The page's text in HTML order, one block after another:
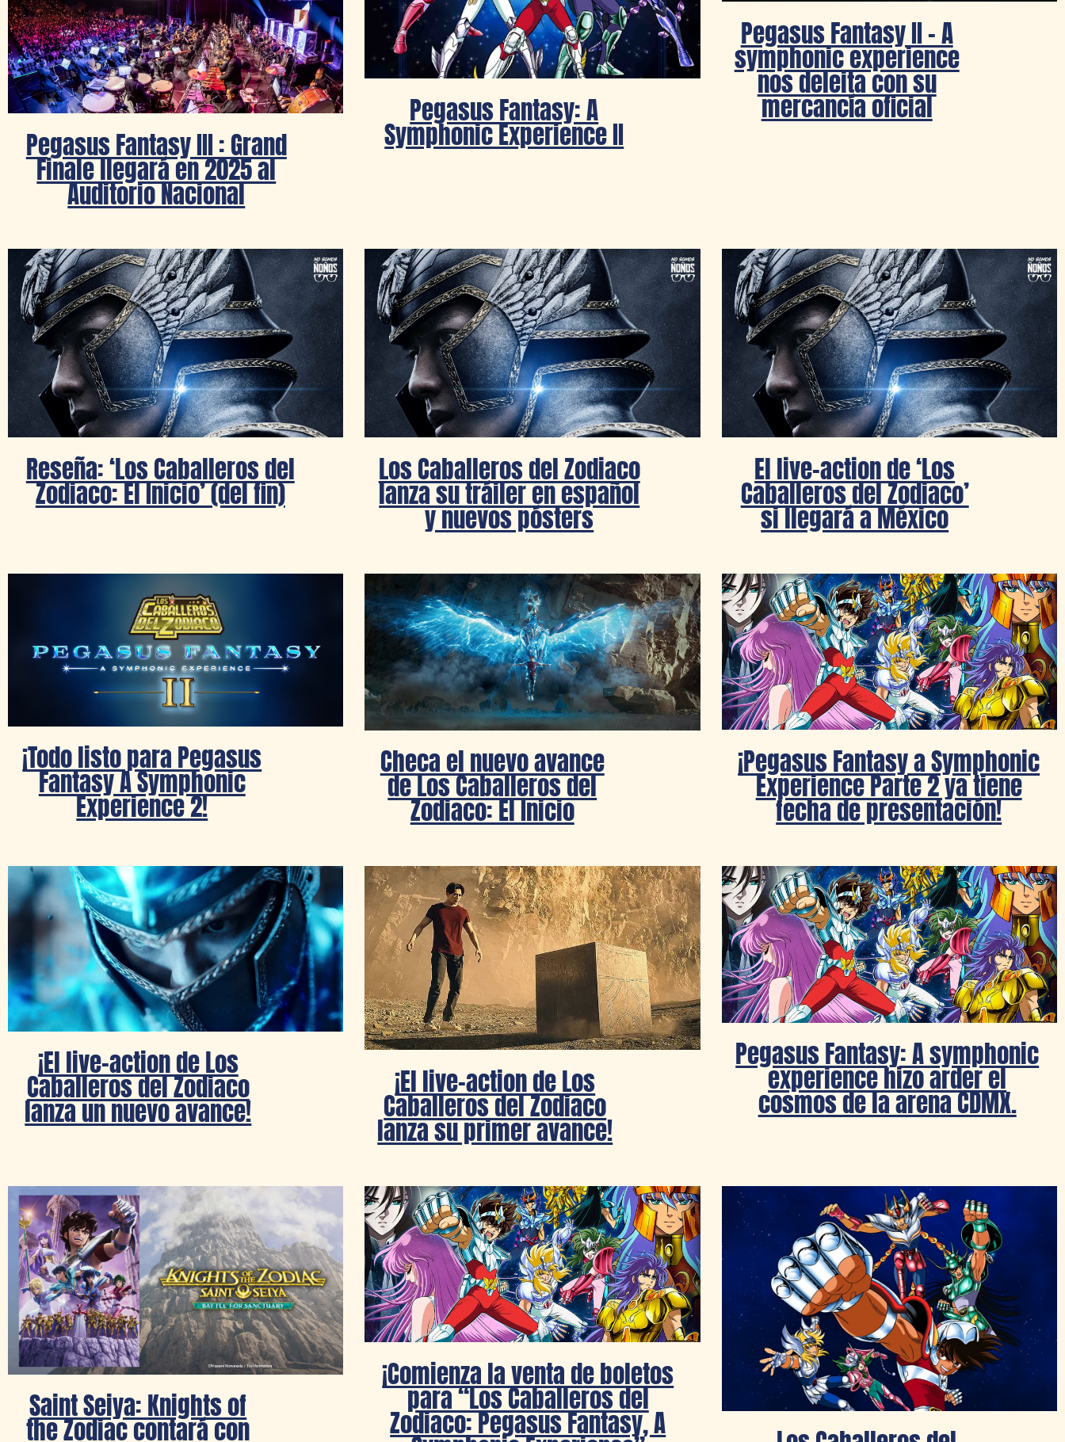
Pegasus Fantasy III : Grand
Finale llegará en 2025 al
Auditorio Nacional
Pegasus Fantasy: A
Symphonic Experience II
Pegasus Fantasy II – A
symphonic experience
nos deleita con su
mercancía oficial
Reseña: ‘Los Caballeros del
Zodiaco: El Inicio’ (del fin)
Los Caballeros del Zodiaco
lanza su tráiler en español
y nuevos pósters
El live-action de ‘Los
Caballeros del Zodiaco’
si llegará a México
¡Todo listo para Pegasus
Fantasy A Symphonic
Experience 2!
Checa el nuevo avance
de Los Caballeros del
Zodiaco: El Inicio
¡Pegasus Fantasy a Symphonic
Experience Parte 2 ya tiene
fecha de presentación!
¡El live-action de Los
Caballeros del Zodiaco
lanza un nuevo avance!
¡El live-action de Los
Caballeros del Zodiaco
lanza su primer avance!
Pegasus Fantasy: A symphonic
experience hizo arder el
cosmos de la arena CDMX.
Saint Seiya: Knights of
the Zodiac contará con
¡Comienza la venta de boletos
para “Los Caballeros del
Zodiaco: Pegasus Fantasy, A